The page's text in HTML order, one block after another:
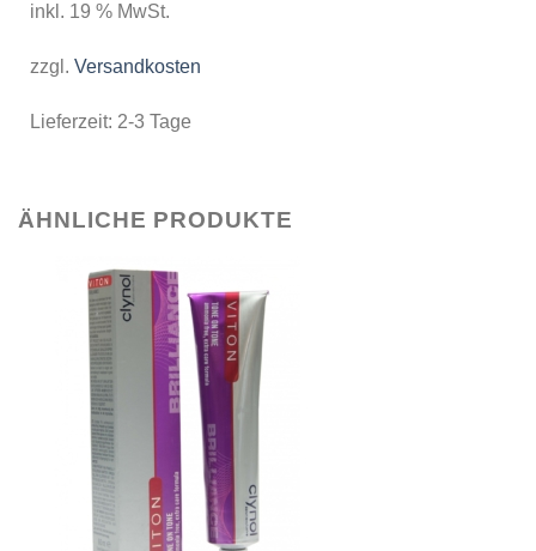
inkl. 19 % MwSt.
zzgl. Versandkosten
Lieferzeit: 2-3 Tage
ÄHNLICHE PRODUKTE